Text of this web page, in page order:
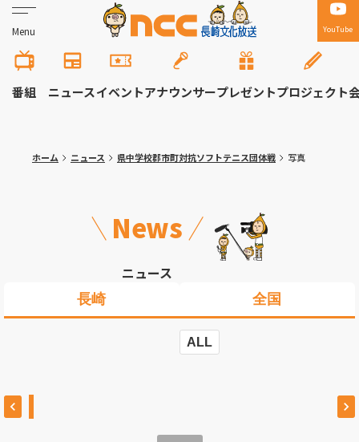
Menu YouTube
番組 ニュースイベントアナウンサープレゼントプロジェクト
ホーム ニュース 県中学校郡市町対抗ソフトテニス団体戦 写真
News
ニュース
長崎 全国
ALL